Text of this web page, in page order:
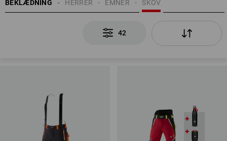
BEKLÆDNING SKOV
EMNER
HERRER
42